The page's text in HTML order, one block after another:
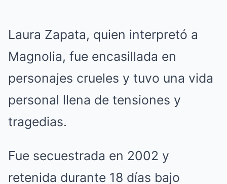
Laura Zapata, quien interpretó a
Magnolia, fue encasillada en
personajes crueles y tuvo una vida
personal llena de tensiones y
tragedias.
Fue secuestrada en 2002 y
retenida durante 18 días bajo